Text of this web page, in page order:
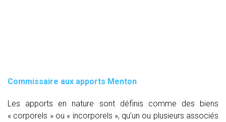
Commissaire aux apports Menton
Les apports en nature sont définis comme des biens
« corporels » ou « incorporels », qu’un ou plusieurs associés